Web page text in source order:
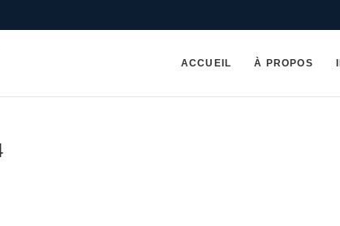
ACCUEIL À PROPOS